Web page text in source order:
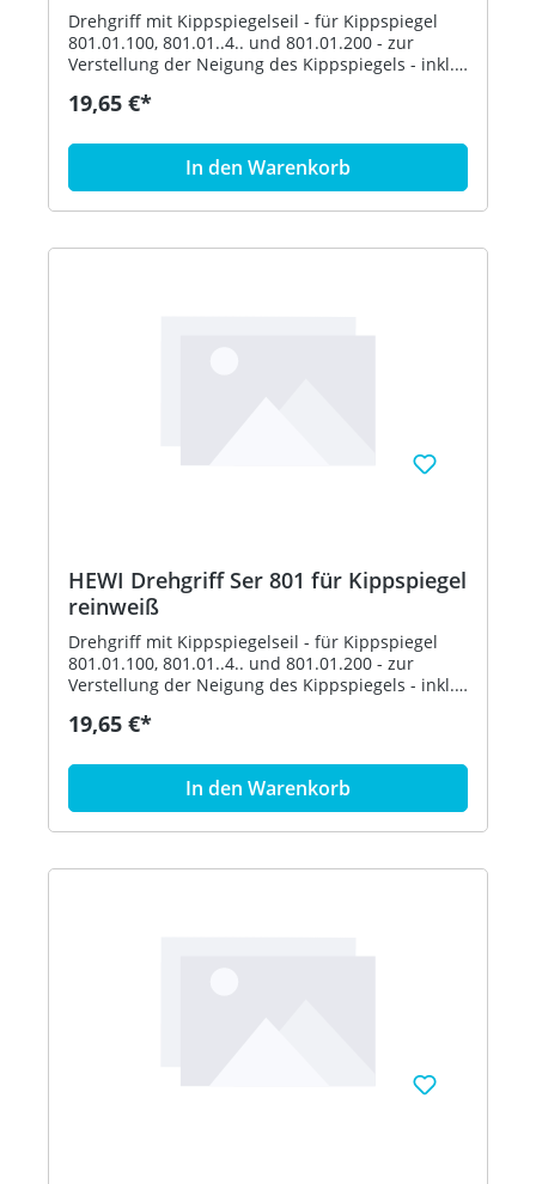
Drehgriff mit Kippspiegelseil - für Kippspiegel
801.01.100, 801.01..4.. und 801.01.200 - zur
Verstellung der Neigung des Kippspiegels - inkl.
Polyamid nach HEWI Farbtabelle - in HEWI Farbe
19,65 €*
In den Warenkorb
HEWI Drehgriff Ser 801 für Kippspiegel
reinweiß
Drehgriff mit Kippspiegelseil - für Kippspiegel
801.01.100, 801.01..4.. und 801.01.200 - zur
Verstellung der Neigung des Kippspiegels - inkl.
Polyamid nach HEWI Farbtabelle - in HEWI Farbe
19,65 €*
In den Warenkorb